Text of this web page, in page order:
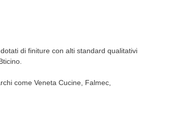
di finiture con alti standard qualitativi
come Veneta Cucine, Falmec,